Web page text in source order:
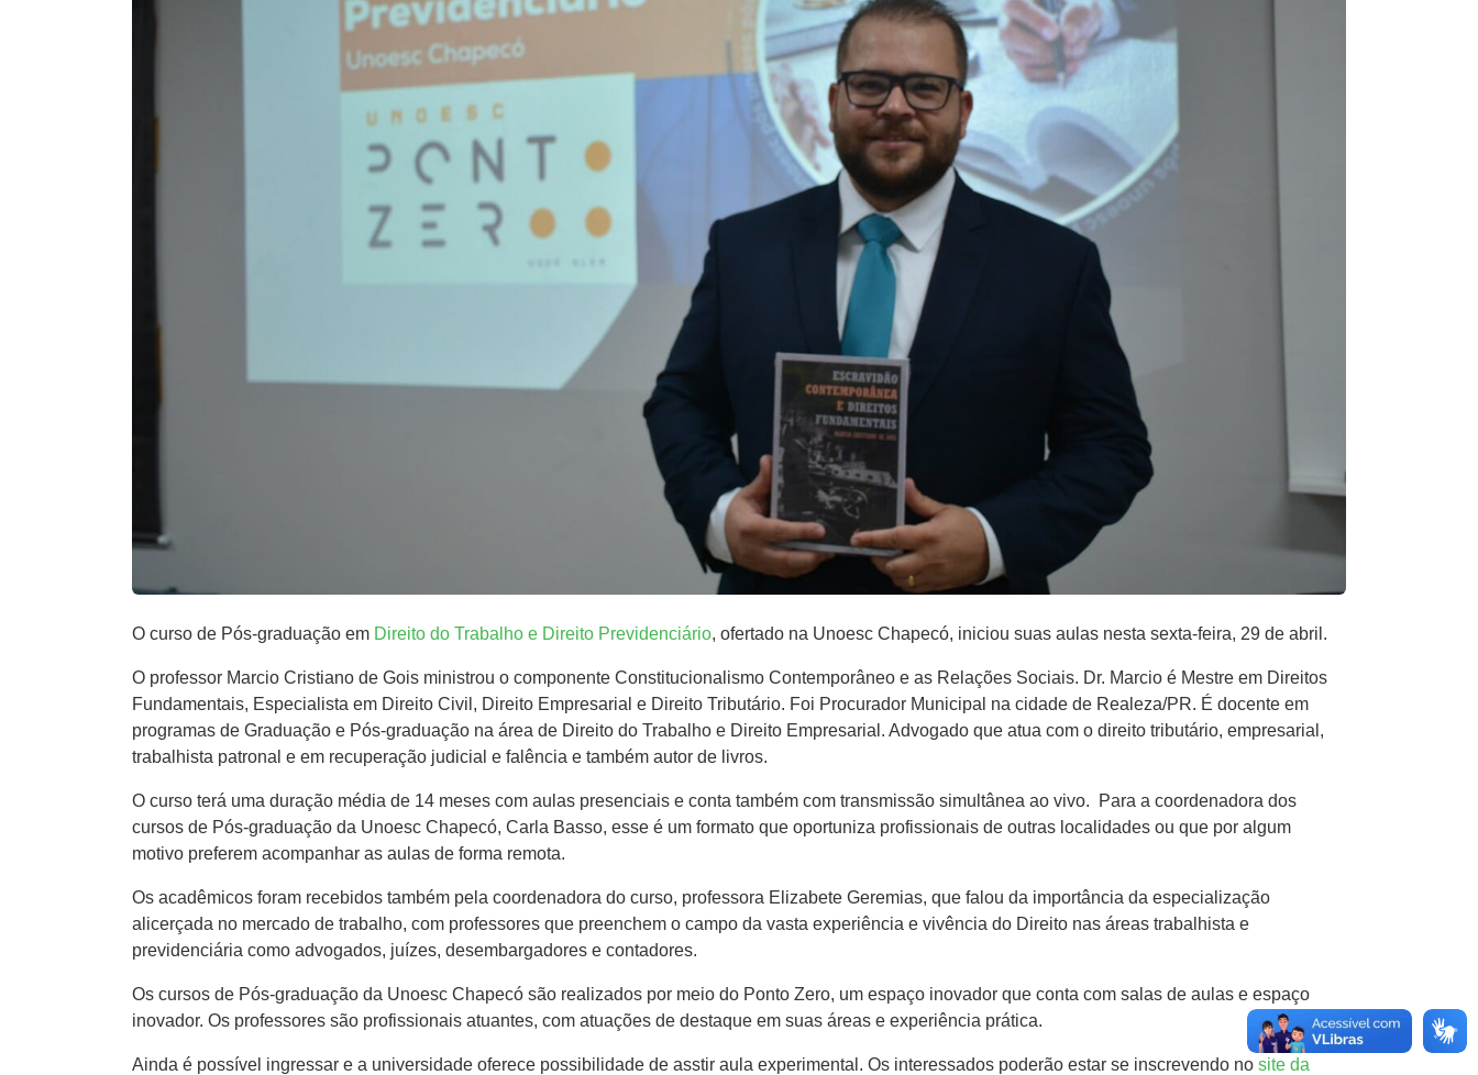
O curso de Pós-graduação em Direito do Trabalho e Direito Previdenciário, ofertado na Unoesc Chapecó, iniciou suas aulas nesta sexta-feira, 29 de abril.
O professor Marcio Cristiano de Gois ministrou o componente Constitucionalismo Contemporâneo e as Relações Sociais. Dr. Marcio é Mestre em Direitos
Fundamentais, Especialista em Direito Civil, Direito Empresarial e Direito Tributário. Foi Procurador Municipal na cidade de Realeza/PR. É docente em
programas de Graduação e Pós-graduação na área de Direito do Trabalho e Direito Empresarial. Advogado que atua com o direito tributário, empresarial,
trabalhista patronal e em recuperação judicial e falência e também autor de livros.
O curso terá uma duração média de 14 meses com aulas presenciais e conta também com transmissão simultânea ao vivo. Para a coordenadora dos
cursos de Pós-graduação da Unoesc Chapecó, Carla Basso, esse é um formato que oportuniza profissionais de outras localidades ou que por algum
motivo preferem acompanhar as aulas de forma remota.
Os acadêmicos foram recebidos também pela coordenadora do curso, professora Elizabete Geremias, que falou da importância da especialização
alicerçada no mercado de trabalho, com professores que preenchem o campo da vasta experiência e vivência do Direito nas áreas trabalhista e
previdenciária como advogados, juízes, desembargadores e contadores.
Os cursos de Pós-graduação da Unoesc Chapecó são realizados por meio do Ponto Zero, um espaço inovador que conta com salas de aulas e espaço
inovador. Os professores são profissionais atuantes, com atuações de destaque em suas áreas e experiência prática.
Ainda é possível ingressar e a universidade oferece possibilidade de asstir aula experimental. Os interessados poderão estar se inscrevendo no site da